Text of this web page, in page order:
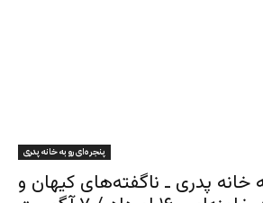
پنجره‌ای رو به خانه پدری
خانه پدری ـ ناگفته‌های کیهان و